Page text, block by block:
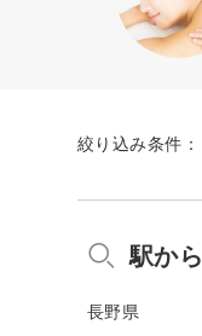
絞り込み条件：
駅か
長野県